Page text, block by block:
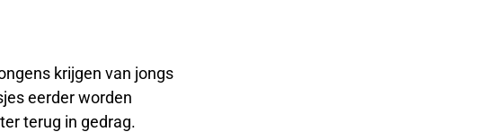
krijgen van jongs
eerder worden
terug in gedrag.